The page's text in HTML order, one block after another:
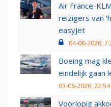
Air France-
reizigers van
easyJet
04-08-2026,
Boeing mag
eindelijk gaan
03-08-2026, 22:54
Voorlopig